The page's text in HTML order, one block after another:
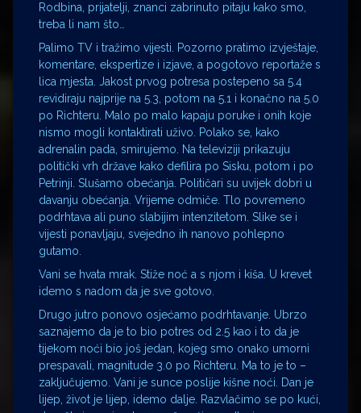
Rodbina, prijatelji, znanci zabrinuto pitaju kako smo,
treba li nam što…
Palimo TV i tražimo vijesti. Pozorno pratimo izvještaje,
komentare, ekspertize i izjave, a pogotovo reportaže s
lica mjesta. Jakost prvog potresa postepeno sa 5.4
revidiraju najprije na 5.3, potom na 5.1 i konačno na 5.0
po Richteru. Malo po malo kapaju poruke i onih koje
nismo mogli kontaktirati uživo. Polako se, kako
adrenalin pada, smirujemo. Na televiziji prikazuju
politički vrh države kako defilira po Sisku, potom i po
Petrinji. Slušamo obećanja. Političari su uvijek dobri u
davanju obećanja. Vrijeme odmiče. Tlo povremeno
podrhtava ali puno slabijim intenzitetom. Slike se i
vijesti ponavljaju, svejedno ih nanovo pohlepno
gutamo.
Vani se hvata mrak. Stiže noć a s njom i kiša. U krevet
idemo s nadom da je sve gotovo.
Drugo jutro ponovo osjećamo podrhtavanje. Ubrzo
saznajemo da je to bio potres od 2.5 kao i to da je
tijekom noći bio još jedan, kojeg smo onako umorni
prespavali, magnitude 3.0 po Richteru. Ma to je to –
zaključujemo. Vani je sunce poslije kišne noći. Dan je
lijep, život je lijep, idemo dalje. Razvlačimo se po kući,